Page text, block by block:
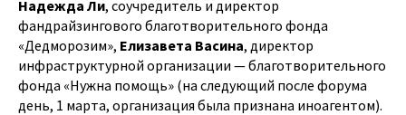
Надежда Ли, соучредитель и директор
фандрайзингового благотворительного фонда
«Дедморозим», Елизавета Васина, директор
инфраструктурной организации — благотворительного
фонда «Нужна помощь» (на следующий после форума
день, 1 марта, организация была признана иноагентом).